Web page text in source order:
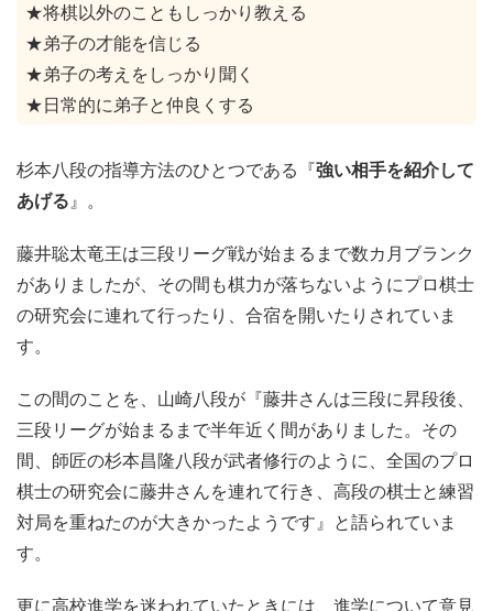
★将棋以外のこともしっかり教える
★弟子の才能を信じる
★弟子の考えをしっかり聞く
★日常的に弟子と仲良くする
杉本八段の指導方法のひとつである『強い相手を紹介して
あげる 』。
藤井聡太竜王は三段リーグ戦が始まるまで数カ月ブランク
がありましたが、その間も棋力が落ちないようにプロ棋士
の研究会に連れて行ったり、合宿を開いたりされていま
す。
この間のことを、山崎八段が『藤井さんは三段に昇段後、
三段リーグが始まるまで半年近く間がありました。その
間、師匠の杉本昌隆八段が武者修行のように、全国のプロ
棋士の研究会に藤井さんを連れて行き、高段の棋士と練習
対局を重ねたのが大きかったようです』と語られていま
す。
更に高校進学を迷われていたときには、進学について意見